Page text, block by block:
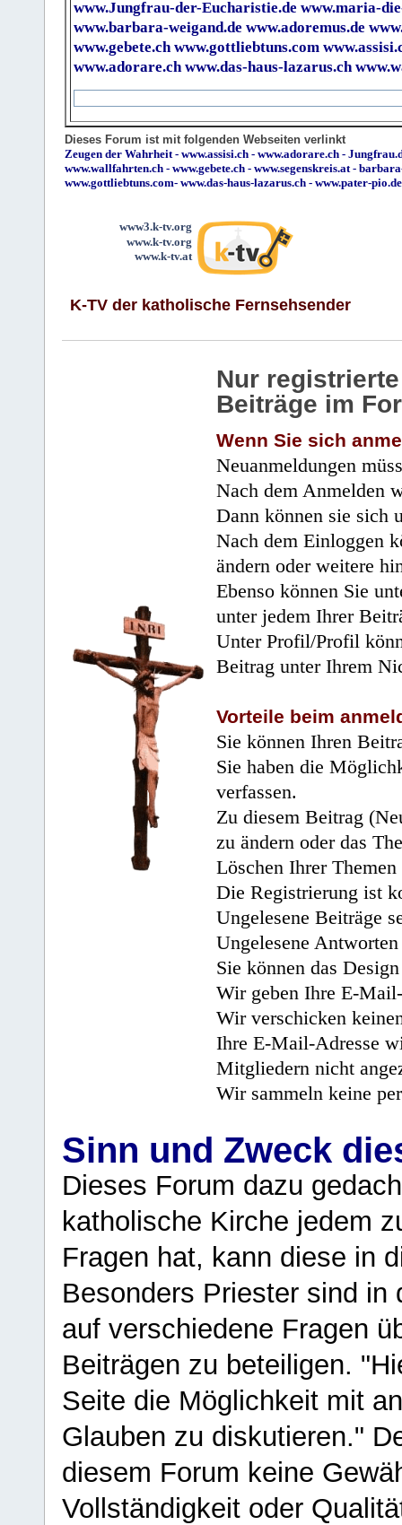
www.Jungfrau-der-Eucharistie.de www.maria-
www.barbara-weigand.de www.adoremus.de
www.gebete.ch www.gottliebtuns.com
www.adorare.ch www.das-haus-lazarus.ch
Dieses Forum ist mit folgenden Webseiten verlinkt
Zeugen der Wahrheit - www.assisi.ch - www.adorare.ch -
www.wallfahrten.ch - www.gebete.ch - www.segenskreis.at -
www.gottliebtuns.com- www.das-haus-lazarus.ch - www.pater-pio.de
www3.k-tv.org
www.k-tv.org
www.k-tv.at
K-TV der katholische Fernsehsender
Nur
Beiträge im
Wenn Sie sich
Neuanmeldungen
Nach dem Anmelden
Dann können sie sich
Nach dem Einloggen
ändern oder weitere
Ebenso können Sie
unter jedem Ihrer
Unter Profil/Profil
Beitrag unter Ihrem
Vorteile beim
Sie können Ihren
Sie haben die
verfassen.
Zu diesem Beitrag
zu ändern oder das
Löschen Ihrer
Die Registrierung ist
Ungelesene Beiträge
Ungelesene
Sie können das
Wir geben Ihre E-
Wir verschicken
Ihre E-Mail-Adresse
Mitgliedern nicht
Wir sammeln keine
Sinn und Zweck
Dieses Forum dazu
katholische Kirche jedem
Fragen hat, kann diese in
Besonders Priester sind in
auf verschiedene Fragen
Beiträgen zu beteiligen.
Seite die Möglichkeit mit
Glauben zu diskutieren."
diesem Forum keine
Vollständigkeit oder